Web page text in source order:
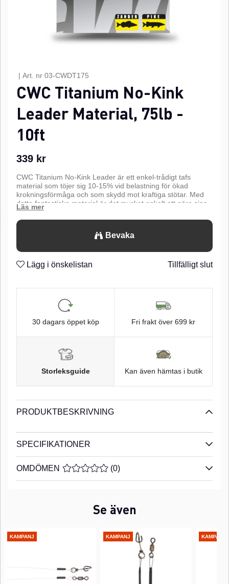
| Art. nr 03-CWDT175
CWC Titanium No-Kink
Leader Material, 75lb -
10ft
339 kr
CWC Titanium No-Kink Leader är ett enkel-trådigt tafs
material som töjer sig 10-15% vid belastning för ökad
krokningsförmåga och som skydd mot kraftiga stötar. Med
detta fantastiska material är det mycket enkelt att göra sina
egna tafsar för olika typer av fiske. Använd endast s.k.
"Clinch"-knut. Kinkar aldrig och håller sig flexibel. Perfekt
n
No-Kink Titanium
n
n
Bevaka
Lägg i önskelistan Tillfälligt slut
30 dagars öppet köp Fri frakt över 699 kr
Storleksguide Kan även hämtas i butik
PRODUKTBESKRIVNING
SPECIFIKATIONER
OMDÖMEN MEDELBETYG 0 AV 5 ANTAL BETYG 0
(0)
Se även
KAMPANJ KAMPANJ KAMPANJ